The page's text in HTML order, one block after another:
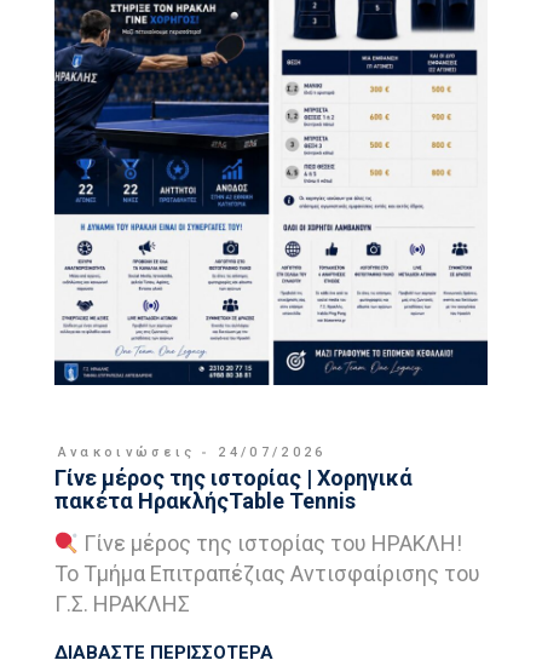
Ανακοινώσεις 24/07/2026
Γίνε μέρος της ιστορίας | Χορηγικά
πακέτα ΗρακλήςTable Tennis
Γίνε μέρος της ιστορίας του ΗΡΑΚΛΗ!
Το Τμήμα Επιτραπέζιας Αντισφαίρισης του
Γ.Σ. ΗΡΑΚΛΗΣ
ΔΙΑΒΑΣΤΕ ΠΕΡΙΣΣΟΤΕΡΑ